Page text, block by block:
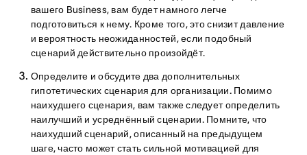
вашего Business, вам будет намного легче
подготовиться к нему. Кроме того, это снизит давление
и вероятность неожиданностей, если подобный
сценарий действительно произойдёт.
Определите и обсудите два дополнительных
гипотетических сценария для организации. Помимо
наихудшего сценария, вам также следует определить
наилучший и усреднённый сценарии. Помните, что
наихудший сценарий, описанный на предыдущем
шаге, часто может стать сильной мотивацией для